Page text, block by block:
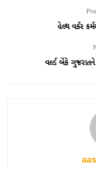
હેલ્થ વર્કર
વર્લ્ડ બેંકે